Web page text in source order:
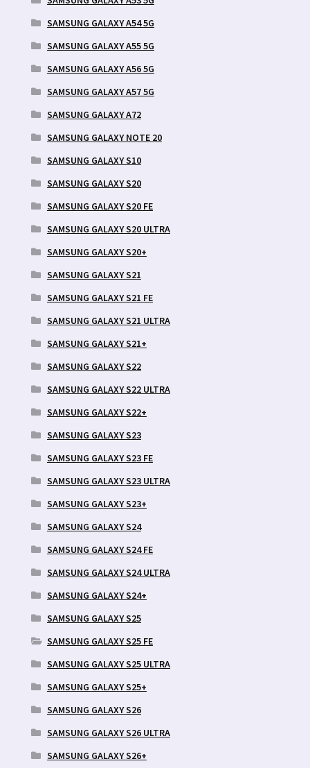
SAMSUNG GALAXY A54 5G
SAMSUNG GALAXY A55 5G
SAMSUNG GALAXY A56 5G
SAMSUNG GALAXY A57 5G
SAMSUNG GALAXY A72
SAMSUNG GALAXY NOTE 20
SAMSUNG GALAXY S10
SAMSUNG GALAXY S20
SAMSUNG GALAXY S20 FE
SAMSUNG GALAXY S20 ULTRA
SAMSUNG GALAXY S20+
SAMSUNG GALAXY S21
SAMSUNG GALAXY S21 FE
SAMSUNG GALAXY S21 ULTRA
SAMSUNG GALAXY S21+
SAMSUNG GALAXY S22
SAMSUNG GALAXY S22 ULTRA
SAMSUNG GALAXY S22+
SAMSUNG GALAXY S23
SAMSUNG GALAXY S23 FE
SAMSUNG GALAXY S23 ULTRA
SAMSUNG GALAXY S23+
SAMSUNG GALAXY S24
SAMSUNG GALAXY S24 FE
SAMSUNG GALAXY S24 ULTRA
SAMSUNG GALAXY S24+
SAMSUNG GALAXY S25
SAMSUNG GALAXY S25 FE
SAMSUNG GALAXY S25 ULTRA
SAMSUNG GALAXY S25+
SAMSUNG GALAXY S26
SAMSUNG GALAXY S26 ULTRA
SAMSUNG GALAXY S26+